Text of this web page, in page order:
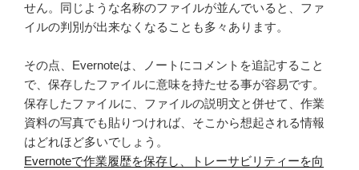
せん。同じような名称のファイルが並んでいると、ファ
イルの判別が出来なくなることも多々あります。
その点、Evernoteは、ノートにコメントを追記すること
で、保存したファイルに意味を持たせる事が容易です。
保存したファイルに、ファイルの説明文と併せて、作業
資料の写真でも貼りつければ、そこから想起される情報
はどれほど多いでしょう。
Evernoteで作業履歴を保存し、トレーサビリティーを向